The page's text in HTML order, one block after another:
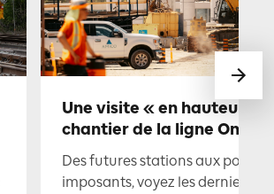
Une visite « en hauteur »
chantier de la ligne
Des futures stations aux ponts
imposants, voyez les derniers